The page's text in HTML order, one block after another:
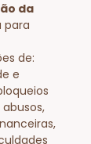
da
para
de:
e